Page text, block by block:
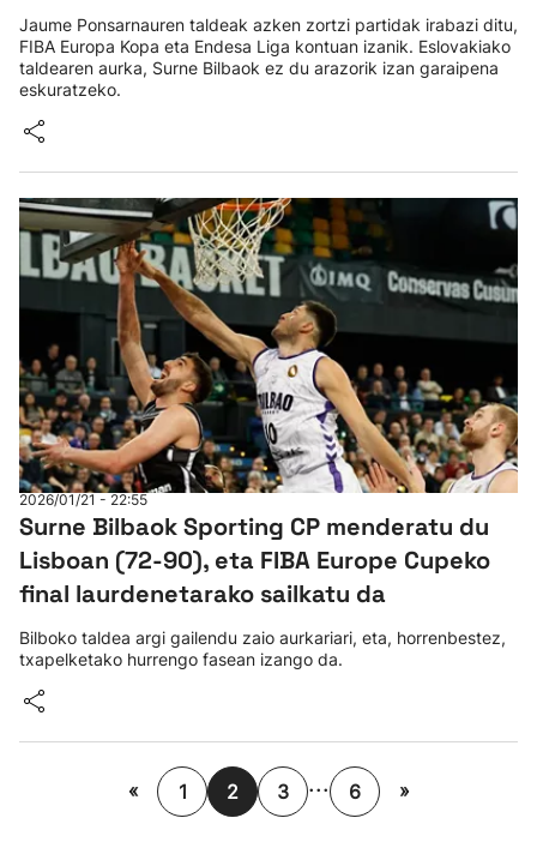
Jaume Ponsarnauren taldeak azken zortzi partidak irabazi ditu,
FIBA Europa Kopa eta Endesa Liga kontuan izanik. Eslovakiako
taldearen aurka, Surne Bilbaok ez du arazorik izan garaipena
eskuratzeko.
2026/01/21 - 22:55
Surne Bilbaok Sporting CP menderatu du
Lisboan (72-90), eta FIBA Europe Cupeko
final laurdenetarako sailkatu da
Bilboko taldea argi gailendu zaio aurkariari, eta, horrenbestez,
txapelketako hurrengo fasean izango da.
« 1 2 3 ... 6 »